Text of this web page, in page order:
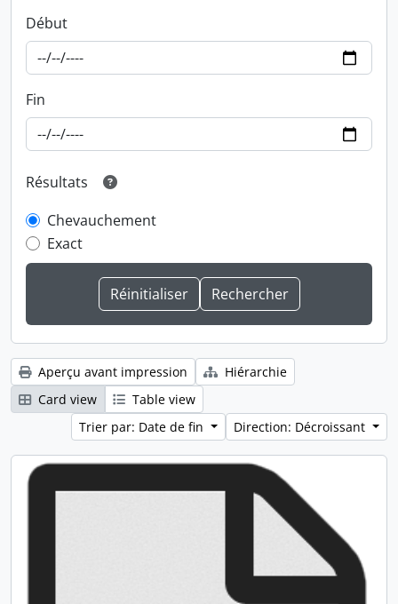
Début
Fin
Résultats
Chevauchement
Exact
Aperçu avant impression
Hiérarchie
Card view
Table view
Trier par: Date de fin
Direction: Décroissant